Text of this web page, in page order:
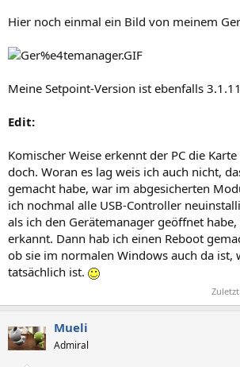
Hier noch einmal ein Bild von meinem
Meine Setpoint-Version ist ebenfalls
Edit:
Komischer Weise erkennt der PC die
doch. Woran es lag weis ich auch nicht,
gemacht habe, war im abgesicherten
ich nochmal alle USB-Controller
als ich den Gerätemanager geöffnet
erkannt. Dann hab ich einen Reboot
ob sie im normalen Windows auch da ist,
tatsächlich ist.
Mueli
Admiral